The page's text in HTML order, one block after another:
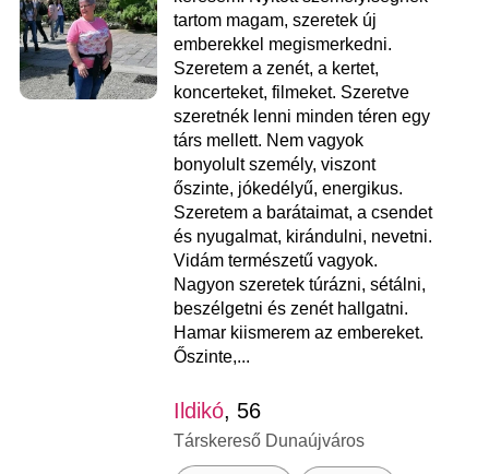
tartom magam, szeretek új
emberekkel megismerkedni.
Szeretem a zenét, a kertet,
koncerteket, filmeket. Szeretve
szeretnék lenni minden téren egy
társ mellett. Nem vagyok
bonyolult személy, viszont
őszinte, jókedélyű, energikus.
Szeretem a barátaimat, a csendet
és nyugalmat, kirándulni, nevetni.
Vidám természetű vagyok.
Nagyon szeretek túrázni, sétálni,
beszélgetni és zenét hallgatni.
Hamar kiismerem az embereket.
Őszinte,...
Ildikó, 56
Társkereső Dunaújváros